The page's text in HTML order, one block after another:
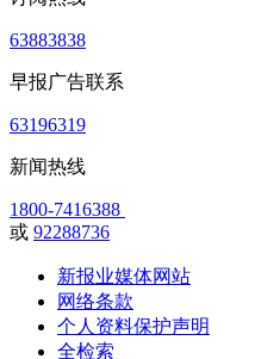
63883838
早报广告联系
63196319
新闻热线
1800-7416388
或 92288736
新报业媒体网站
网络条款
个人资料保护声明
全检索